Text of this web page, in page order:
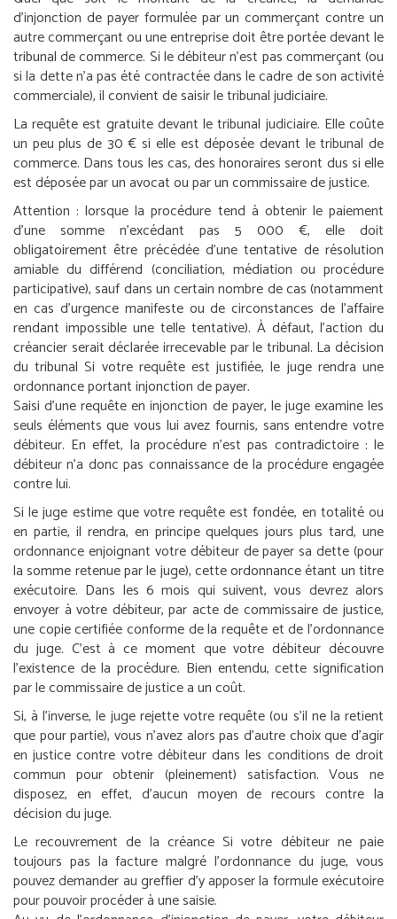
d’injonction de payer formulée par un commerçant contre un
autre commerçant ou une entreprise doit être portée devant le
tribunal de commerce. Si le débiteur n’est pas commerçant (ou
si la dette n’a pas été contractée dans le cadre de son activité
commerciale), il convient de saisir le tribunal judiciaire.
La requête est gratuite devant le tribunal judiciaire. Elle coûte
un peu plus de 30 € si elle est déposée devant le tribunal de
commerce. Dans tous les cas, des honoraires seront dus si elle
est déposée par un avocat ou par un commissaire de justice.
Attention : lorsque la procédure tend à obtenir le paiement
d’une somme n’excédant pas 5 000 €, elle doit
obligatoirement être précédée d’une tentative de résolution
amiable du différend (conciliation, médiation ou procédure
participative), sauf dans un certain nombre de cas (notamment
en cas d’urgence manifeste ou de circonstances de l’affaire
rendant impossible une telle tentative). À défaut, l’action du
créancier serait déclarée irrecevable par le tribunal. La décision
du tribunal Si votre requête est justifiée, le juge rendra une
ordonnance portant injonction de payer.
Saisi d’une requête en injonction de payer, le juge examine les
seuls éléments que vous lui avez fournis, sans entendre votre
débiteur. En effet, la procédure n’est pas contradictoire : le
débiteur n’a donc pas connaissance de la procédure engagée
contre lui.
Si le juge estime que votre requête est fondée, en totalité ou
en partie, il rendra, en principe quelques jours plus tard, une
ordonnance enjoignant votre débiteur de payer sa dette (pour
la somme retenue par le juge), cette ordonnance étant un titre
exécutoire. Dans les 6 mois qui suivent, vous devrez alors
envoyer à votre débiteur, par acte de commissaire de justice,
une copie certifiée conforme de la requête et de l’ordonnance
du juge. C’est à ce moment que votre débiteur découvre
l’existence de la procédure. Bien entendu, cette signification
par le commissaire de justice a un coût.
Si, à l’inverse, le juge rejette votre requête (ou s’il ne la retient
que pour partie), vous n’avez alors pas d’autre choix que d’agir
en justice contre votre débiteur dans les conditions de droit
commun pour obtenir (pleinement) satisfaction. Vous ne
disposez, en effet, d’aucun moyen de recours contre la
décision du juge.
Le recouvrement de la créance Si votre débiteur ne paie
toujours pas la facture malgré l’ordonnance du juge, vous
pouvez demander au greffier d’y apposer la formule exécutoire
pour pouvoir procéder à une saisie.